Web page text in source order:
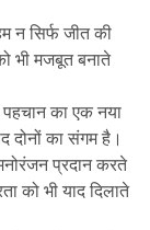
न सिर्फ जीत की
भी मजबूत बनाते
पहचान का एक नया
दोनों का संगम है।
प्रदान करते
को भी याद दिलाते